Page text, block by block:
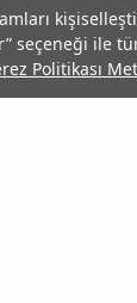
seçeneği ile
Politikası
Tüm Hakları